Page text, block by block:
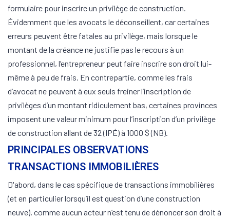
formulaire pour inscrire un privilège de construction.
Évidemment que les avocats le déconseillent, car certaines
erreurs peuvent être fatales au privilège, mais lorsque le
montant de la créance ne justifie pas le recours à un
professionnel, l’entrepreneur peut faire inscrire son droit lui-
même à peu de frais. En contrepartie, comme les frais
d’avocat ne peuvent à eux seuls freiner l’inscription de
privilèges d’un montant ridiculement bas, certaines provinces
imposent une valeur minimum pour l’inscription d’un privilège
de construction allant de 32 (IPÉ) à 1000 $ (NB).
PRINCIPALES OBSERVATIONS
TRANSACTIONS IMMOBILIÈRES
D'abord, dans le cas spécifique de transactions immobilières
(et en particulier lorsqu’il est question d’une construction
neuve), comme aucun acteur n’est tenu de dénoncer son droit à